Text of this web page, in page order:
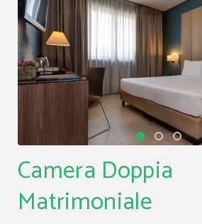
Camera Doppia
Matrimoniale